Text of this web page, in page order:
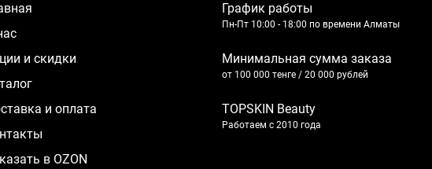
нас
и скидки
и оплата
в OZON
График работы
Пн-Пт 10:00 - 18:00 по времени Алматы
Минимальная сумма заказа
от 100 000 тенге / 20 000 рублей
TOPSKIN Beauty
Работаем с 2010 года